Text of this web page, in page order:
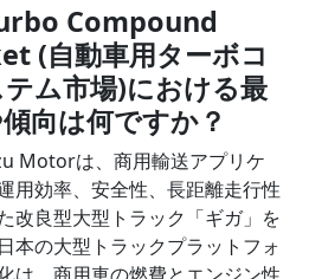
Compound
(自動車用ターボコ
ム市場)における最
向は何ですか？
Motorは、商用輸送アプリケ
用効率、安全性、長距離走行性
改良型大型トラック「ギガ」を
本の大型トラックプラットフォ
は、商用車の燃費とエンジン性